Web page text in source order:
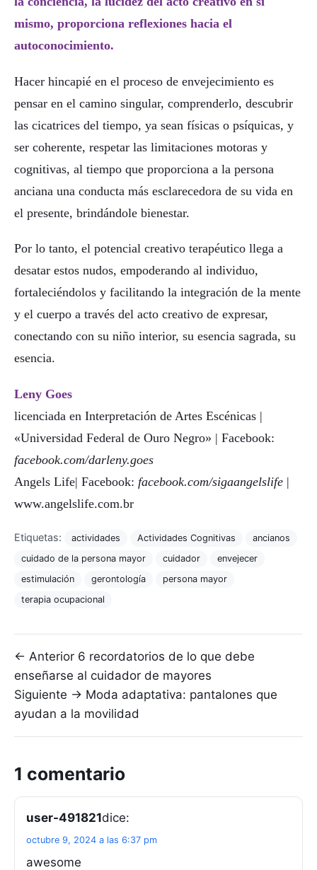
mismo, proporciona reflexiones hacia el
autoconocimiento.
Hacer hincapié en el proceso de envejecimiento es
pensar en el camino singular, comprenderlo, descubrir
las cicatrices del tiempo, ya sean físicas o psíquicas, y
ser coherente, respetar las limitaciones motoras y
cognitivas, al tiempo que proporciona a la persona
anciana una conducta más esclarecedora de su vida en
el presente, brindándole bienestar.
Por lo tanto, el potencial creativo terapéutico llega a
desatar estos nudos, empoderando al individuo,
fortaleciéndolos y facilitando la integración de la mente
y el cuerpo a través del acto creativo de expresar,
conectando con su niño interior, su esencia sagrada, su
esencia.
Leny Goes
licenciada en Interpretación de Artes Escénicas |
«Universidad Federal de Ouro Negro» | Facebook:
facebook.com/darleny.goes
Angels Life| Facebook: facebook.com/sigaangelslife |
www.angelslife.com.br
Etiquetas: actividades Actividades Cognitivas
ancianos
cuidado de la persona mayor
cuidador
envejecer
estimulación
gerontología
persona mayor
terapia ocupacional
Navegación de entradas
← Anterior 6 recordatorios de lo que debe
enseñarse al cuidador de mayores
Siguiente → Moda adaptativa: pantalones que
ayudan a la movilidad
1 comentario
user-491821dice:
octubre 9, 2024 a las 6:37 pm
awesome